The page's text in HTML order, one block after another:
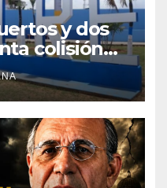
y dos
colisión